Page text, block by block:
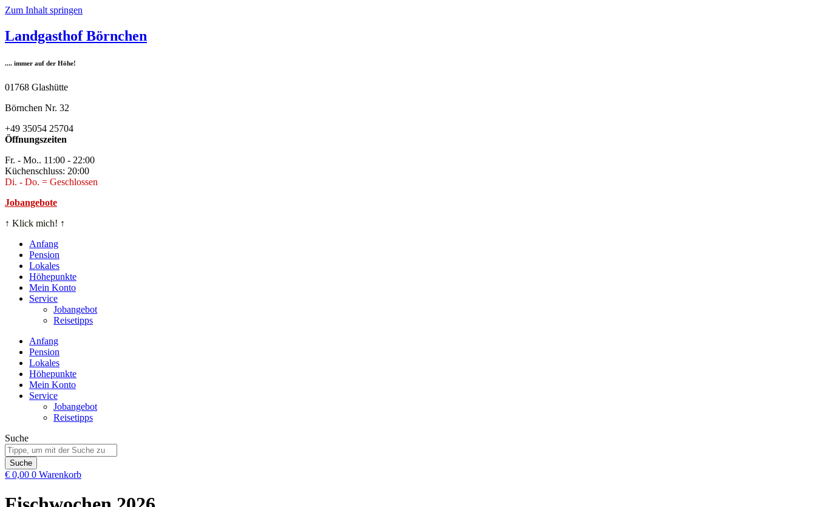
Zum Inhalt springen
Landgasthof Börnchen
.... immer auf der Höhe!
01768 Glashütte
Börnchen Nr. 32
+49 35054 25704
Öffnungszeiten
Fr. - Mo.. 11:00 - 22:00
Küchenschluss: 20:00
Di. - Do. = Geschlossen
Jobangebote
↑ Klick mich! ↑
Anfang
Pension
Lokales
Höhepunkte
Mein Konto
Service
Jobangebot
Reisetipps
Anfang
Pension
Lokales
Höhepunkte
Mein Konto
Service
Jobangebot
Reisetipps
Suche
Suche
€ 0,00 0 Warenkorb